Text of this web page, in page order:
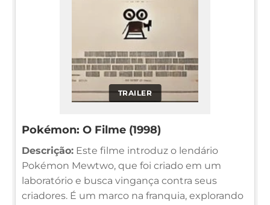
TRAILER
Pokémon: O Filme (1998)
Descrição: Este filme introduz o lendário
Pokémon Mewtwo, que foi criado em um
laboratório e busca vingança contra seus
criadores. É um marco na franquia, explorando